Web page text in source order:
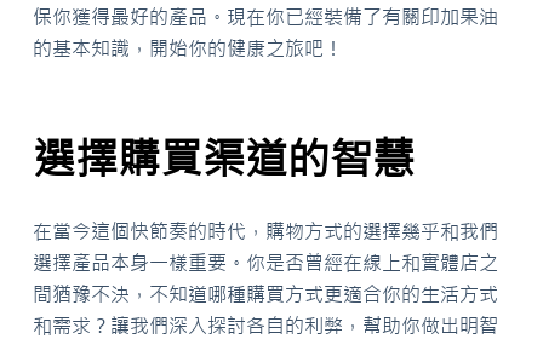
保你獲得最好的產品。現在你已經裝備了有關印加果油
的基本知識，開始你的健康之旅吧！
選擇購買渠道的智慧
在當今這個快節奏的時代，購物方式的選擇幾乎和我們
選擇產品本身一樣重要。你是否曾經在線上和實體店之
間猶豫不決，不知道哪種購買方式更適合你的生活方式
和需求？讓我們深入探討各自的利弊，幫助你做出明智